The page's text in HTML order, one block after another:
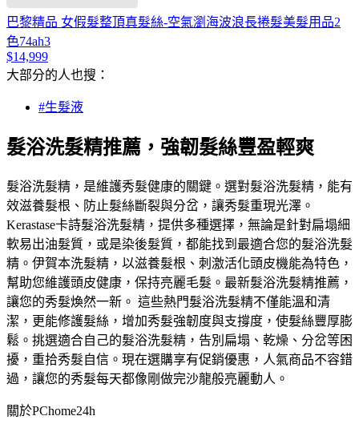
巴黎精品 女假髮整頂真髮絲-空氣瀏海波浪長捲髮美髮用品2
色74ah3
$14,999
大部分的人也搜：
#生髮液
髮浴洗髮精推薦，強韌髮絲豐盈輕爽
髮浴洗髮精，是維護秀髮健康的關鍵。選對髮浴洗髮精，能有
效滋養髮根、防止髮絲斷裂與分岔，讓秀髮重現光澤。
Kerastase卡詩髮浴洗髮精，提供多種選擇，無論是針對扁塌細
軟易出油髮質，或是染後髮質，都能找到最適合您的髮浴洗髮
精。伊賀本洗髮精，以滋養髮根、刺激活化頭皮機能為特色，
幫助您維護頭皮健康，保持亮麗毛髮。最新髮浴洗髮精推薦，
讓您的秀髮煥然一新。 這些熱門髮浴洗髮精不僅能溫和清
潔，更能修護髮絲，增加秀髮強韌度與支撐度，使髮絲豐厚膨
鬆。挑選適合自己的髮浴洗髮精，告別扁塌、乾燥、分岔等困
擾，重拾秀髮自信。現在選購享有促銷優惠，人氣商品不容錯
過，讓您的秀髮每天都像剛做完沙龍般亮麗動人。
關於PChome24h